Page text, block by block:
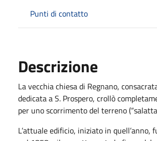
Punti di contatto
Descrizione
La vecchia chiesa di Regnano,
dedicata a S. Prospero, crollò
per uno scorrimento del terreno
L’attuale edificio, iniziato in quell’anno,